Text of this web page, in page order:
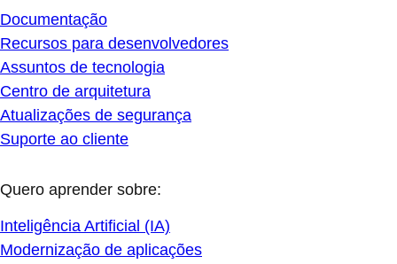
Documentação
Recursos para desenvolvedores
Assuntos de tecnologia
Centro de arquitetura
Atualizações de segurança
Suporte ao cliente
Quero aprender sobre:
Inteligência Artificial (IA)
Modernização de aplicações